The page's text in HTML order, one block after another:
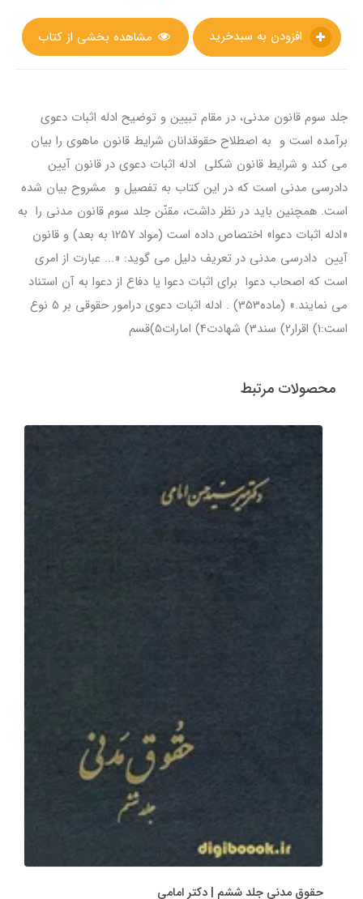
مشاهده بخشی از کتاب
جلد سوم قانون مدنی، در مقام تبیین و توضیح ادله اثبات دعوی
برآمده است و به اصطلاح حقوقدانان شرایط قانون ماهوی را بیان
می کند و شرایط قانون شکلی ادله اثبات دعوی در قانون آیین
دادرسی مدنی است که در این کتاب به تفصیل و مشروح بیان شده
است. همچنین باید در نظر داشت، مقنّن جلد سوم قانون مدنی را به
«ادله اثبات دعوا» اختصاص داده است (مواد 1257 به بعد) و قانون
آیین دادرسی مدنی در تعریف دلیل می گوید: «... عبارت از امری
است که اصحاب دعوا برای اثبات دعوا یا دفاع از دعوا به آن استناد
می نمایند.» (ماده353) . ادله اثبات دعوی درامور حقوقی بر 5 نوع
است:1) اقرار2) سند3) شهادت4) امارات5)قسم
محصولات مرتبط
حقوق مدنی جلد ششم | دکتر امامی